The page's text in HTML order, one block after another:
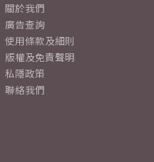
關於我們
廣告查詢
使用條款及細則
版權及免責聲明
私隱政策
聯絡我們